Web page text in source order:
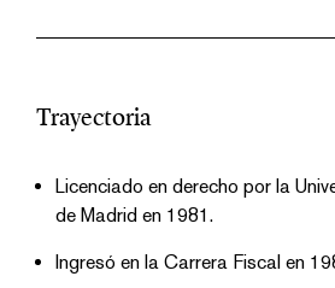
Trayectoria
Licenciado en derecho por la
de Madrid en 1981.
Ingresó en la Carrera Fiscal en